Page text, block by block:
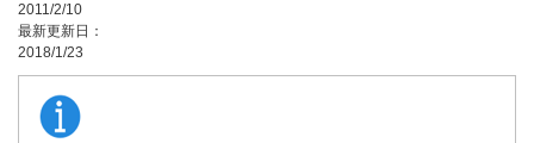
2011/2/10
最新更新日：
2018/1/23